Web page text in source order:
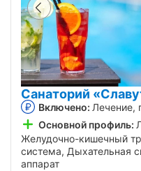
Санаторий
Включено: Лечение,
Основной профиль:
Желудочно-кишечный
система, Дыхательная
аппарат